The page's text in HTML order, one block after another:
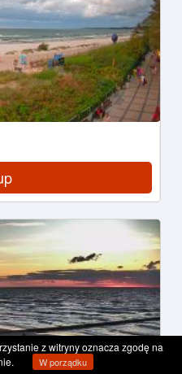
z witryny oznacza zgodę na
W porządku